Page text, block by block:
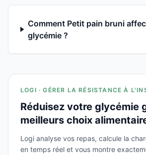
Comment Petit pain bruni
glycémie ?
LOGI · GÉRER LA RÉSISTANCE À
Réduisez votre glycémie
meilleurs choix
Logi analyse vos repas, calcule la
en temps réel et vous montre